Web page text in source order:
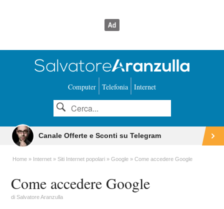
Computer Telefonia Internet
Canale Offerte e Sconti su Telegram
Home Internet Siti Internet popolari Google Come accedere Google
Come accedere Google
diSalvatore Aranzulla